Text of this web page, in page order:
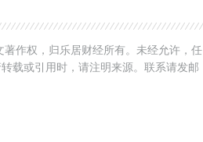
作权，归乐居财经所有。未经允许，任
载或引用时，请注明来源。联系请发邮